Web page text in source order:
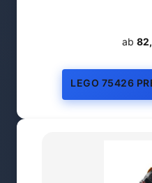
ab
LEGO 75426